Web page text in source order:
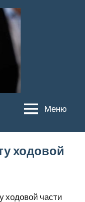
Меню
ходовой
ходовой части